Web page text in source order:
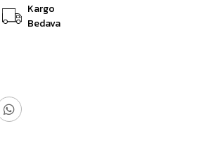
Kargo
Bedava